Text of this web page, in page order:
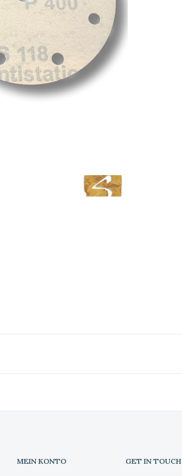
MEIN KONTO GET IN TOUCH